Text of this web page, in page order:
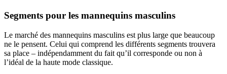
Segments pour les mannequins masculins
Le marché des mannequins masculins est plus large que beaucoup
ne le pensent. Celui qui comprend les différents segments trouvera
sa place – indépendamment du fait qu’il corresponde ou non à
l’idéal de la haute mode classique.